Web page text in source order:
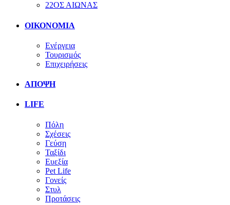
22ΟΣ ΑΙΩΝΑΣ
ΟΙΚΟΝΟΜΙΑ
Ενέργεια
Τουρισμός
Επιχειρήσεις
ΑΠΟΨΗ
LIFE
Πόλη
Σχέσεις
Γεύση
Ταξίδι
Ευεξία
Pet Life
Γονείς
Στυλ
Προτάσεις